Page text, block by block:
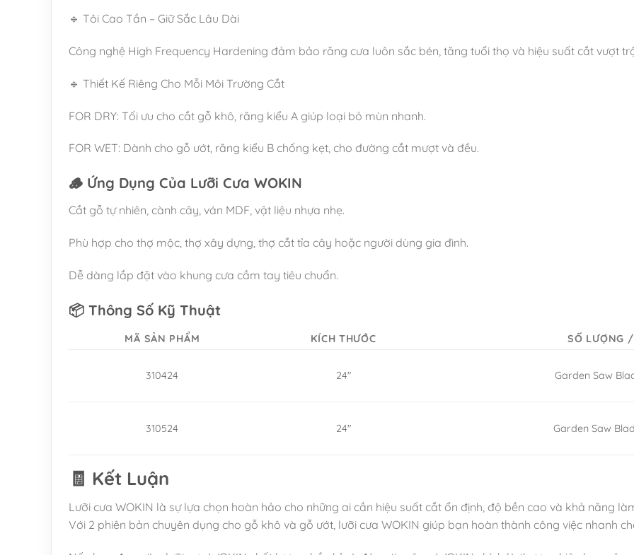
🔹 Tôi Cao Tần – Giữ Sắc Lâu Dài
Công nghệ High Frequency Hardening đảm bảo răng cưa luôn sắc bén, tăng tuổi thọ và hiệu suất cắt vượt
🔹 Thiết Kế Riêng Cho Mỗi Môi Trường Cắt
FOR DRY: Tối ưu cho cắt gỗ khô, răng kiểu A giúp loại bỏ mùn nhanh.
FOR WET: Dành cho gỗ ướt, răng kiểu B chống kẹt, cho đường cắt mượt và đều.
🪵 Ứng Dụng Của Lưỡi Cưa WOKIN
Cắt gỗ tự nhiên, cành cây, ván MDF, vật liệu nhựa nhẹ.
Phù hợp cho thợ mộc, thợ xây dựng, thợ cắt tỉa cây hoặc người dùng gia đình.
Dễ dàng lắp đặt vào khung cưa cầm tay tiêu chuẩn.
📦 Thông Số Kỹ Thuật
MÃ SẢN PHẨM KÍCH THƯỚC SỐ LƯỢNG
310424 24″ Garden Saw
310524 24″ Garden Saw
🧾 Kết Luận
Lưỡi cưa WOKIN là sự lựa chọn hoàn hảo cho những ai cần hiệu suất cắt ổn định, độ bền cao và khả năng
Với 2 phiên bản chuyên dụng cho gỗ khô và gỗ ướt, lưỡi cưa WOKIN giúp bạn hoàn thành công việc nhanh